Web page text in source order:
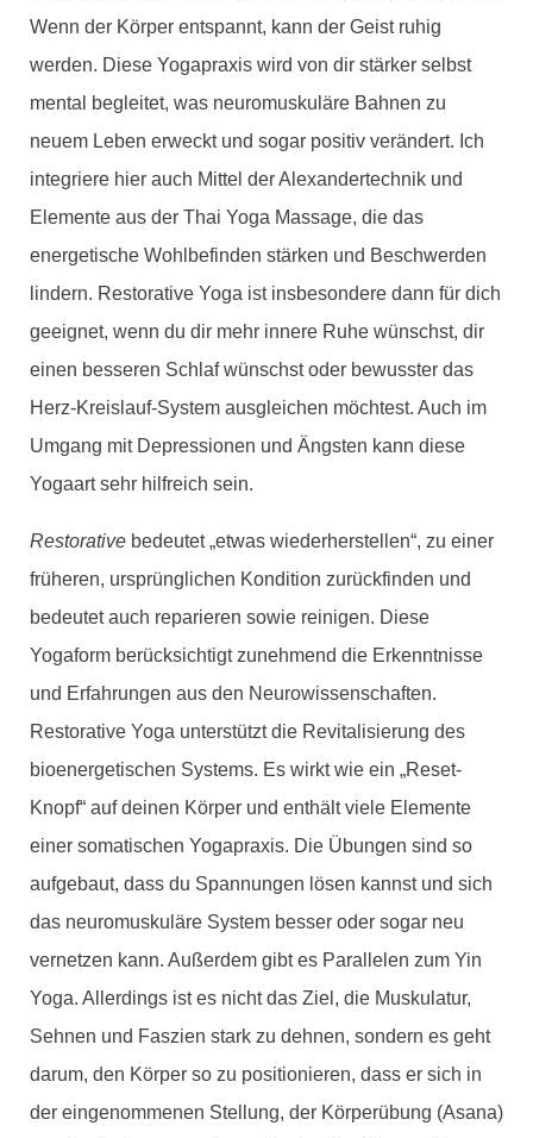
Wenn der Körper entspannt, kann der Geist ruhig
werden. Diese Yogapraxis wird von dir stärker selbst
mental begleitet, was neuromuskuläre Bahnen zu
neuem Leben erweckt und sogar positiv verändert. Ich
integriere hier auch Mittel der Alexandertechnik und
Elemente aus der Thai Yoga Massage, die das
energetische Wohlbefinden stärken und Beschwerden
lindern. Restorative Yoga ist insbesondere dann für dich
geeignet, wenn du dir mehr innere Ruhe wünschst, dir
einen besseren Schlaf wünschst oder bewusster das
Herz-Kreislauf-System ausgleichen möchtest. Auch im
Umgang mit Depressionen und Ängsten kann diese
Yogaart sehr hilfreich sein.
Restorative bedeutet „etwas wiederherstellen“, zu einer
früheren, ursprünglichen Kondition zurückfinden und
bedeutet auch reparieren sowie reinigen. Diese
Yogaform berücksichtigt zunehmend die Erkenntnisse
und Erfahrungen aus den Neurowissenschaften.
Restorative Yoga unterstützt die Revitalisierung des
bioenergetischen Systems. Es wirkt wie ein „Reset-
Knopf“ auf deinen Körper und enthält viele Elemente
einer somatischen Yogapraxis. Die Übungen sind so
aufgebaut, dass du Spannungen lösen kannst und sich
das neuromuskuläre System besser oder sogar neu
vernetzen kann. Außerdem gibt es Parallelen zum Yin
Yoga. Allerdings ist es nicht das Ziel, die Muskulatur,
Sehnen und Faszien stark zu dehnen, sondern es geht
darum, den Körper so zu positionieren, dass er sich in
der eingenommenen Stellung, der Körperübung (Asana)